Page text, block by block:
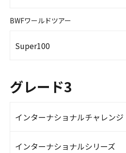
BWFワールドツアー
Super100
グレード3
インターナショナルチャレンジ
インターナショナルシリーズ